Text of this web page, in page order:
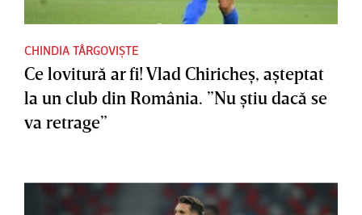
CHINDIA TÂRGOVIȘTE
Ce lovitură ar fi! Vlad Chiricheş, aşteptat
la un club din România. ”Nu ştiu dacă se
va retrage”